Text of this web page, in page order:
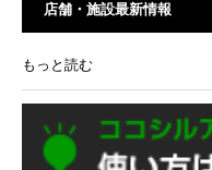
店舗・施設最新情報
もっと読む